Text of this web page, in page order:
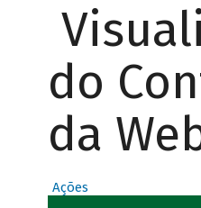
do
da
Ações